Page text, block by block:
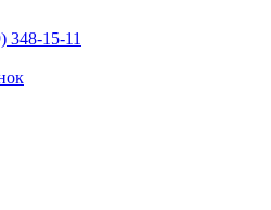
348-15-11